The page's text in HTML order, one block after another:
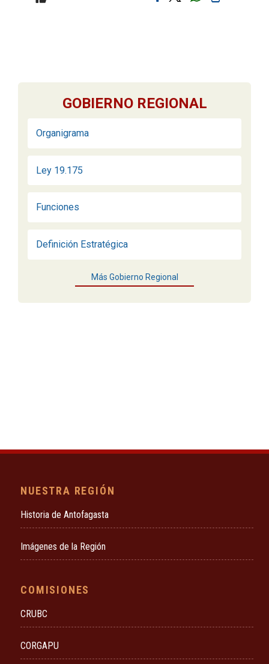
GOBIERNO REGIONAL
Organigrama
Ley 19.175
Funciones
Definición Estratégica
Más Gobierno Regional
NUESTRA REGIÓN
Historia de Antofagasta
Imágenes de la Región
COMISIONES
CRUBC
CORGAPU